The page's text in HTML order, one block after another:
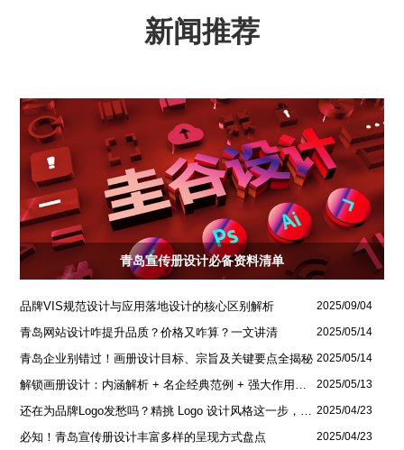
新闻推荐
青岛宣传册设计必备资料清单
品牌VIS规范设计与应用落地设计的核心区别解析 2025/09/04
青岛网站设计咋提升品质？价格又咋算？一文讲清 2025/05/14
青岛企业别错过！画册设计目标、宗旨及关键要点全揭秘 2025/05/14
解锁画册设计：内涵解析 + 名企经典范例 + 强大作用全揭秘 2025/05/13
还在为品牌Logo发愁吗？精挑 Logo 设计风格这一步，轻松铸就独属于你的品牌魅力 2025/04/23
必知！青岛宣传册设计丰富多样的呈现方式盘点 2025/04/23